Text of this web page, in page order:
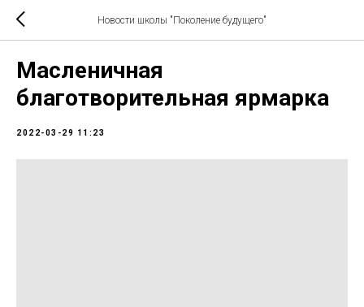
Новости школы "Поколение будущего"
Масленичная
благотворительная ярмарка
2022-03-29 11:23